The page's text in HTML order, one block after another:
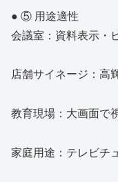
● ⑤ 用途適性
会議室：資料表示・
店舗サイネージ：高
教育現場：大画面で
家庭用途：テレビチ